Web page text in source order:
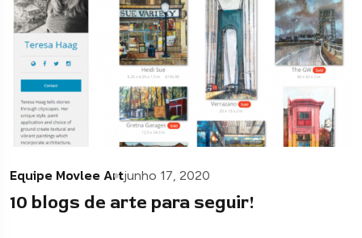
Equipe Movlee Artjunho 17, 2020
10 blogs de arte para seguir!